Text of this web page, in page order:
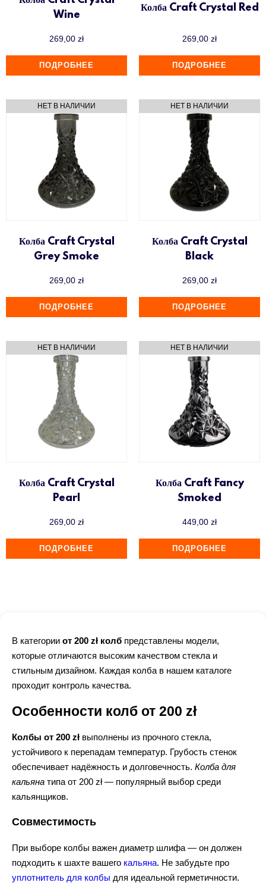
Wine
269,00 zł
ПОДРОБНЕЕ
Колба Craft Crystal Red
269,00 zł
ПОДРОБНЕЕ
Колба Craft Crystal
Grey Smoke
269,00 zł
ПОДРОБНЕЕ
Колба Craft Crystal
Black
269,00 zł
ПОДРОБНЕЕ
Колба Craft Crystal
Pearl
269,00 zł
ПОДРОБНЕЕ
Колба Craft Fancy
Smoked
449,00 zł
ПОДРОБНЕЕ
В категории от 200 zł колб представлены модели,
которые отличаются высоким качеством стекла и
стильным дизайном. Каждая колба в нашем каталоге
проходит контроль качества.
Особенности колб от 200 zł
Колбы от 200 zł выполнены из прочного стекла,
устойчивого к перепадам температур. Грубость стенок
обеспечивает надёжность и долговечность. Колба для
кальяна типа от 200 zł — популярный выбор среди
кальянщиков.
Совместимость
При выборе колбы важен диаметр шлифа — он должен
подходить к шахте вашего кальяна. Не забудьте про
уплотнитель для колбы для идеальной герметичности.